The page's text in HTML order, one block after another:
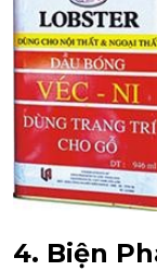
4. Biện